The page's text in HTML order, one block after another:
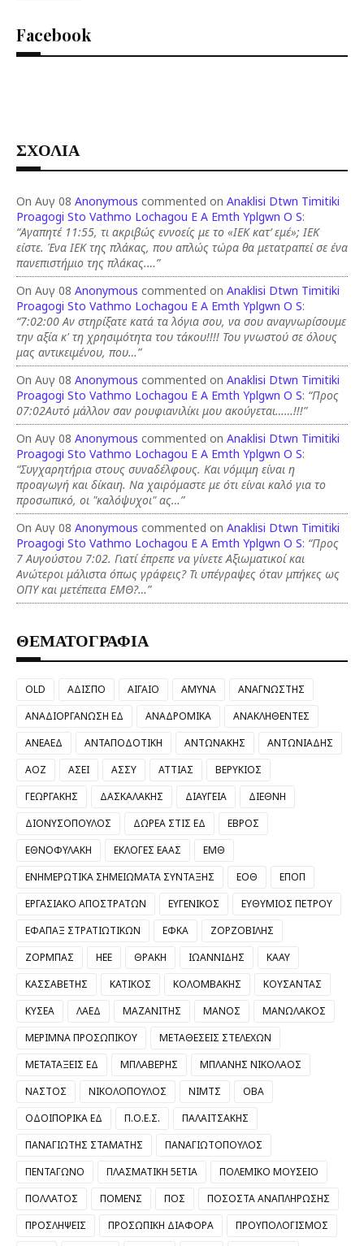
Facebook
ΣΧΟΛΙΑ
On Αυγ 08 Anonymous commented on Anaklisi Dtwn Timitiki
Proagogi Sto Vathmo Lochagou E A Emth Yplgwn O S:
“Αγαπητέ 11:55, τι ακριβώς εννοείς με το «ΙΕΚ κατ’ εμέ»; ΙΕΚ
είστε. Ένα ΙΕΚ της πλάκας, που απλώς τώρα θα μετατραπεί σε ένα
πανεπιστήμιο της πλάκας.…”
On Αυγ 08 Anonymous commented on Anaklisi Dtwn Timitiki
Proagogi Sto Vathmo Lochagou E A Emth Yplgwn O S:
“7:02:00 Αν στηρίξατε κατά τα λόγια σου, να σου αναγνωρίσουμε
την αξία κ' τη χρησιμότητα του τάκου!!!! Του γνωστού σε όλους
μας αντικειμένου, που…”
On Αυγ 08 Anonymous commented on Anaklisi Dtwn Timitiki
Proagogi Sto Vathmo Lochagou E A Emth Yplgwn O S: “Προς
07:02Αυτό μάλλον σαν ρουφιανιλίκι μου ακούγεται……!!!”
On Αυγ 08 Anonymous commented on Anaklisi Dtwn Timitiki
Proagogi Sto Vathmo Lochagou E A Emth Yplgwn O S:
“Συγχαρητήρια στους συναδέλφους. Και νόμιμη είναι η
προαγωγή και δίκαιη. Να χαιρόμαστε με ότι είναι καλό για το
προσωπικό, οι "καλόψυχοι" ας…”
On Αυγ 08 Anonymous commented on Anaklisi Dtwn Timitiki
Proagogi Sto Vathmo Lochagou E A Emth Yplgwn O S: “Προς
7 Αυγούστου 7:02. Γιατί έπρεπε να γίνετε Αξιωματικοί και
Ανώτεροι μάλιστα όπως γράφεις? Τι υπέγραψες όταν μπήκες ως
ΟΠΥ και μετέπειτα ΕΜΘ?…”
ΘΕΜΑΤΟΓΡΑΦΙΑ
OLD ΑΔΙΣΠΟ ΑΙΓΑΙΟ ΑΜΥΝΑ
ΑΝΑΓΝΩΣΤΗΣ
ΑΝΑΔΙΟΡΓΑΝΩΣΗ ΕΔ
ΑΝΑΔΡΟΜΙΚΑ
ΑΝΑΚΛΗΘΕΝΤΕΣ
ΑΝΕΑΕΔ
ΑΝΤΑΠΟΔΟΤΙΚΗ ΑΝΤΩΝΑΚΗΣ
ΑΝΤΩΝΙΑΔΗΣ
ΑΟΖ
ΑΣΕΙ ΑΣΣΥ ΑΤΤΙΑΣ
ΒΕΡΥΚΙΟΣ
ΓΕΩΡΓΑΚΗΣ
ΔΑΣΚΑΛΑΚΗΣ ΔΙΑΥΓΕΙΑ
ΔΙΕΘΝΗ
ΔΙΟΝΥΣΟΠΟΥΛΟΣ
ΔΩΡΕΑ ΣΤΙΣ ΕΔ
ΕΒΡΟΣ
ΕΘΝΟΦΥΛΑΚΗ
ΕΚΛΟΓΕΣ ΕΑΑΣ
ΕΜΘ
ΕΝΗΜΕΡΩΤΙΚΑ ΣΗΜΕΙΩΜΑΤΑ ΣΥΝΤΑΞΗΣ
ΕΟΘ
ΕΠΟΠ
ΕΡΓΑΣΙΑΚΟ ΑΠΟΣΤΡΑΤΩΝ
ΕΥΓΕΝΙΚΟΣ
ΕΥΘΥΜΙΟΣ ΠΕΤΡΟΥ
ΕΦΑΠΑΞ ΣΤΡΑΤΙΩΤΙΚΩΝ
ΕΦΚΑ
ΖΟΡΖΟΒΙΛΗΣ
ΖΟΡΜΠΑΣ
ΗΕΕ ΘΡΑΚΗ ΙΩΑΝΝΙΔΗΣ
ΚΑΑΥ
ΚΑΣΣΑΒΕΤΗΣ
ΚΑΤΙΚΟΣ ΚΟΛΟΜΒΑΚΗΣ
ΚΟΥΣΑΝΤΑΣ
ΚΥΣΕΑ
ΛΑΕΔ ΜΑΖΑΝΙΤΗΣ ΜΑΝΟΣ
ΜΑΝΩΛΑΚΟΣ
ΜΕΡΙΜΝΑ ΠΡΟΣΩΠΙΚΟΥ
ΜΕΤΑΘΕΣΕΙΣ ΣΤΕΛΕΧΩΝ
ΜΕΤΑΤΑΞΕΙΣ ΕΔ
ΜΠΛΑΒΕΡΗΣ
ΜΠΛΑΝΗΣ ΝΙΚΟΛΑΟΣ
ΝΑΣΤΟΣ
ΝΙΚΟΛΟΠΟΥΛΟΣ ΝΙΜΤΣ
ΟΒΑ
ΟΔΟΙΠΟΡΙΚΑ ΕΔ
Π.Ο.Ε.Σ.
ΠΑΛΑΙΤΣΑΚΗΣ
ΠΑΝΑΓΙΩΤΗΣ ΣΤΑΜΑΤΗΣ
ΠΑΝΑΓΙΩΤΟΠΟΥΛΟΣ
ΠΕΝΤΑΓΩΝΟ
ΠΛΑΣΜΑΤΙΚΗ 5ΕΤΙΑ
ΠΟΛΕΜΙΚΟ ΜΟΥΣΕΙΟ
ΠΟΛΛΑΤΟΣ
ΠΟΜΕΝΣ ΠΟΣ
ΠΟΣΟΣΤΑ ΑΝΑΠΛΗΡΩΣΗΣ
ΠΡΟΣΛΗΨΕΙΣ
ΠΡΟΣΩΠΙΚΗ ΔΙΑΦΟΡΑ
ΠΡΟΥΠΟΛΟΓΙΣΜΟΣ